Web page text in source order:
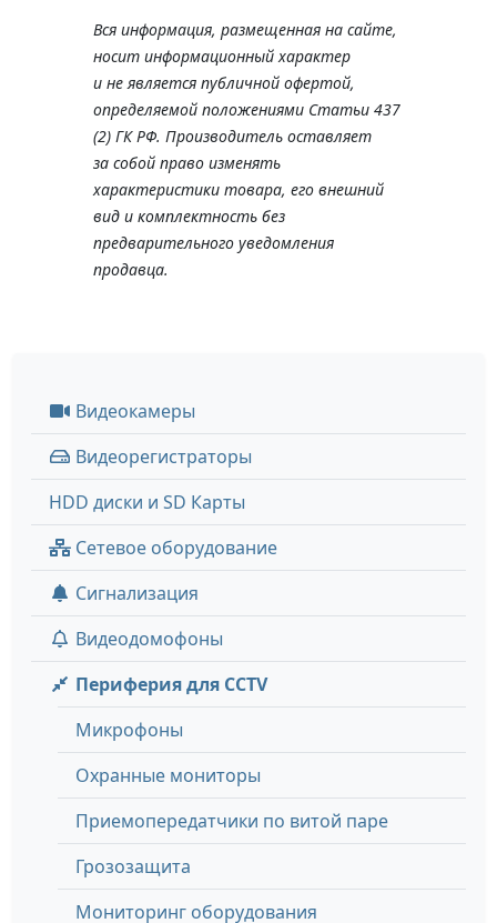
Вся информация, размещенная на сайте,
носит информационный характер
и не является публичной офертой,
определяемой положениями Статьи 437
(2) ГК РФ. Производитель оставляет
за собой право изменять
характеристики товара, его внешний
вид и комплектность без
предварительного уведомления
продавца.
Видеокамеры
Видеорегистраторы
HDD диски и SD Карты
Сетевое оборудование
Сигнализация
Видеодомофоны
Периферия для CCTV
Микрофоны
Охранные мониторы
Приемопередатчики по витой паре
Грозозащита
Мониторинг оборудования